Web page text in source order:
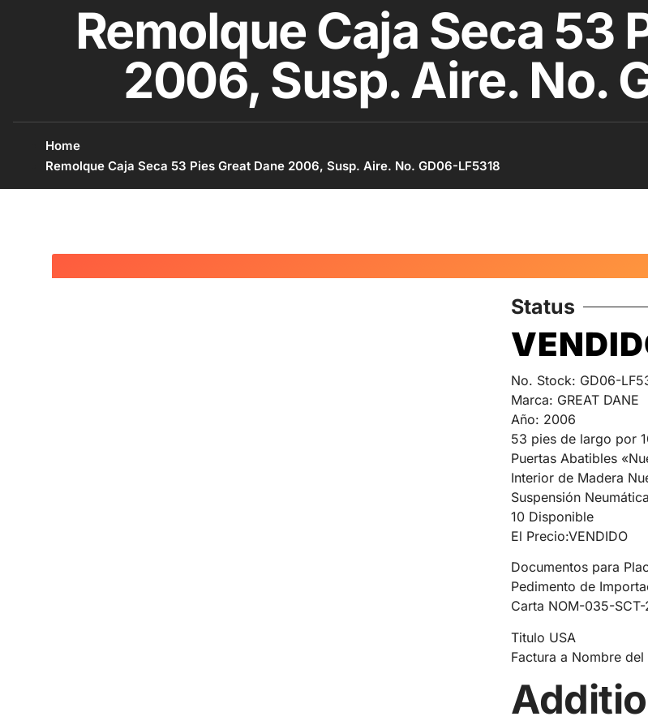
Remolque Caja Seca 53
2006, Susp. Aire. No.
Home
Remolque Caja Seca 53 Pies Great Dane 2006, Susp. Aire. No. GD06-LF5318
Status
No. Stock: GD06-
Marca: GREAT DANE
Año: 2006
53 pies de largo por
Puertas Abatibles
Interior de Madera
Suspensión
10 Disponible
El Precio:VENDIDO
Documentos para
Pedimento de
Carta NOM-035-
Titulo USA
Factura a Nombre